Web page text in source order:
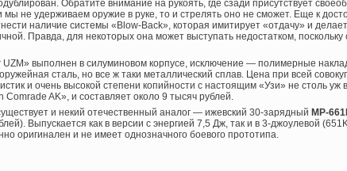
Обратите внимание на рукоять, где сзади присутствует
мы не удерживаем оружие в руке, то и стрелять оно не сможет. Еще к
наличие системы «Blow-Back», которая имитирует «отдачу» и
Правда, для некоторых она может выступать недостатком, поскольку
UZM» выполнен в силуминовом корпусе, исключение — полимерные
сталь, но все ж таки металлический сплав. Цена при всей
и очень высокой степени копийности с настоящим «Узи» не столь уж
Comrade AK», и составляет около 9 тысяч рублей.
и некий отечественный аналог — ижевский 30-зарядный MP-
Выпускается как в версии с энергией 7,5 Дж, так и в 3-джоулевой
оригинален и не имеет однозначного боевого прототипа.